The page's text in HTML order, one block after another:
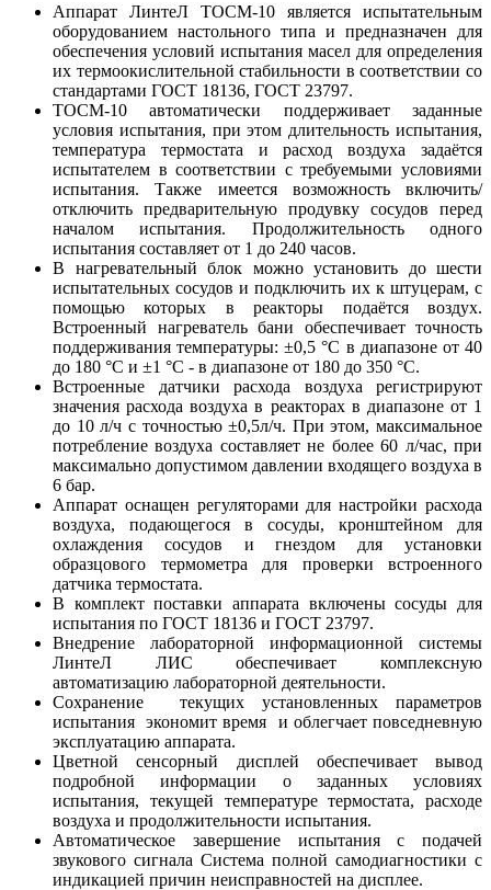
Аппарат ЛинтеЛ ТОСМ-10 является испытательным
оборудованием настольного типа и предназначен для
обеспечения условий испытания масел для определения
их термоокислительной стабильности в соответствии со
стандартами ГОСТ 18136, ГОСТ 23797.
ТОСМ-10 автоматически поддерживает заданные
условия испытания, при этом длительность испытания,
температура термостата и расход воздуха задаётся
испытателем в соответствии с требуемыми условиями
испытания. Также имеется возможность включить/
отключить предварительную продувку сосудов перед
началом испытания. Продолжительность одного
испытания составляет от 1 до 240 часов.
В нагревательный блок можно установить до шести
испытательных сосудов и подключить их к штуцерам, с
помощью которых в реакторы подаётся воздух.
Встроенный нагреватель бани обеспечивает точность
поддерживания температуры: ±0,5 °С в диапазоне от 40
до 180 °С и ±1 °С - в диапазоне от 180 до 350 °С.
Встроенные датчики расхода воздуха регистрируют
значения расхода воздуха в реакторах в диапазоне от 1
до 10 л/ч с точностью ±0,5л/ч. При этом, максимальное
потребление воздуха составляет не более 60 л/час, при
максимально допустимом давлении входящего воздуха в
6 бар.
Аппарат оснащен регуляторами для настройки расхода
воздуха, подающегося в сосуды, кронштейном для
охлаждения сосудов и гнездом для установки
образцового термометра для проверки встроенного
датчика термостата.
В комплект поставки аппарата включены сосуды для
испытания по ГОСТ 18136 и ГОСТ 23797.
Внедрение лабораторной информационной системы
ЛинтеЛ ЛИС обеспечивает комплексную
автоматизацию лабораторной деятельности.
Сохранение текущих установленных параметров
испытания экономит время и облегчает повседневную
эксплуатацию аппарата.
Цветной сенсорный дисплей обеспечивает вывод
подробной информации о заданных условиях
испытания, текущей температуре термостата, расходе
воздуха и продолжительности испытания.
Автоматическое завершение испытания с подачей
звукового сигнала Система полной самодиагностики с
индикацией причин неисправностей на дисплее.